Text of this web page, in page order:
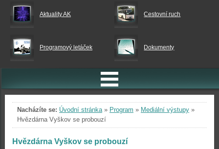
Aktuality AK Cestovní ruch
Programový letáček Dokumenty
Nacházíte se: Úvodní stránka» Program » Mediální výstupy »
Hvězdárna Vyškov se probouzí
Hvězdárna Vyškov se probouzí